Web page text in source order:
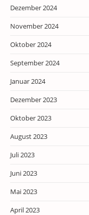
Dezember 2024
November 2024
Oktober 2024
September 2024
Januar 2024
Dezember 2023
Oktober 2023
August 2023
Juli 2023
Juni 2023
Mai 2023
April 2023